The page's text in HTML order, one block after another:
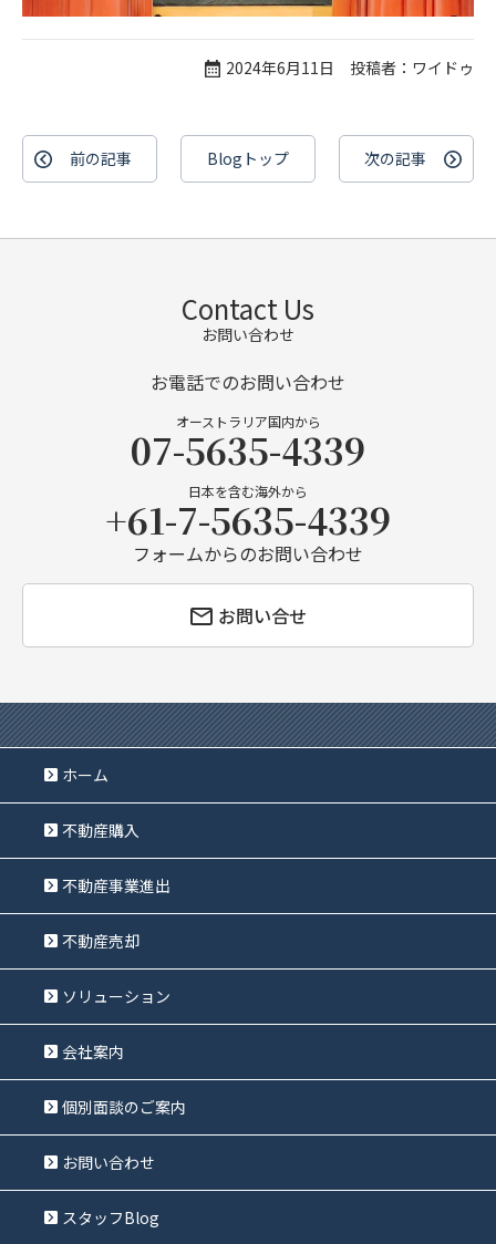
2024年6月11日 投稿者：ワイドゥ
前の記事 Blogトップ 次の記事
Contact Us
お問い合わせ
お電話でのお問い合わせ
オーストラリア国内から
07-5635-4339
日本を含む海外から
+61-7-5635-4339
フォームからのお問い合わせ
お問い合せ
ホーム
不動産購入
不動産事業進出
不動産売却
ソリューション
会社案内
個別面談のご案内
お問い合わせ
スタッフBlog